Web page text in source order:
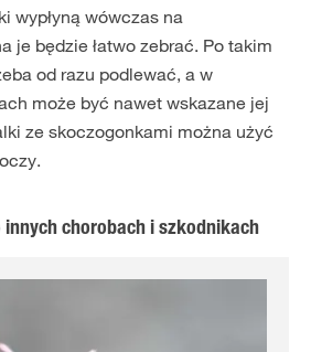
wypłyną wówczas na
je będzie łatwo zebrać. Po takim
od razu podlewać, a w
może być nawet wskazane jej
ze skoczogonkami można użyć
innych chorobach i szkodnikach